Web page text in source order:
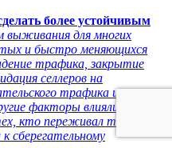
более устойчивым
выживания для многих
и быстро меняющихся
трафика, закрытие
селлеров на
трафика из
факторы влияли на
кто переживал те или
сберегательному